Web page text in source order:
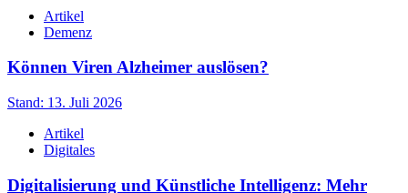
Artikel
Demenz
Können Viren Alzheimer auslösen?
Stand: 13. Juli 2026
Artikel
Digitales
Digitalisierung und Künstliche Intelligenz: Mehr